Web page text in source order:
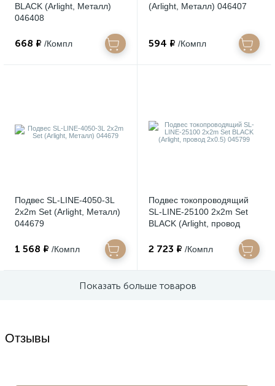
BLACK (Arlight, Металл)
046408
668 ₽ /Компл
(Arlight, Металл) 046407
594 ₽ /Компл
Подвес SL-LINE-4050-3L
2x2m Set (Arlight, Металл)
044679
1 568 ₽ /Компл
Подвес токопроводящий
SL-LINE-25100 2x2m Set
BLACK (Arlight, провод
2 723 ₽ /Компл
Показать больше товаров
Отзывы